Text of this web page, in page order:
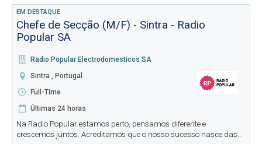
EM DESTAQUE
Chefe de Secção (M/F) - Sintra - Radio
Popular SA
Radio Popular Electrodomesticos SA
Sintra , Portugal
Full-Time
Últimas 24 horas
Na Radio Popular estamos perto, pensamos diferente e
crescemos juntos. Acreditamos que o nosso sucesso nasce das